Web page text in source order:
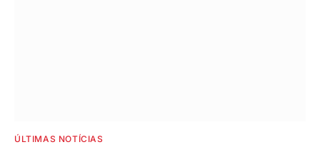
ÚLTIMAS NOTÍCIAS